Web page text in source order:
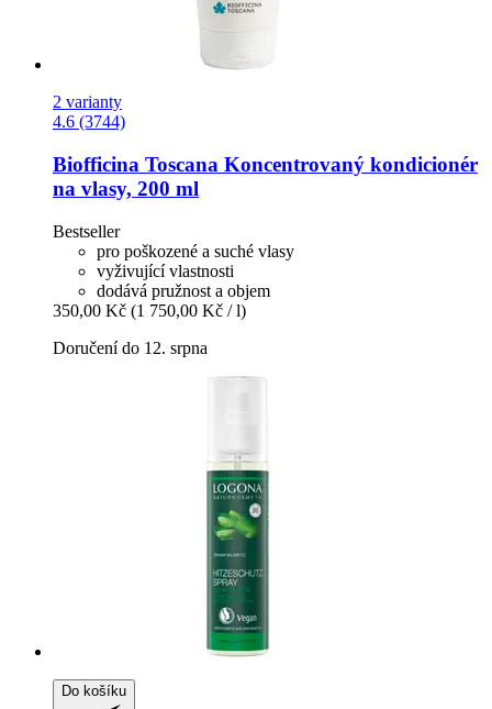
2 varianty
4.6 (3744)
Biofficina Toscana Koncentrovaný kondicionér
na vlasy, 200 ml
Bestseller
pro poškozené a suché vlasy
vyživující vlastnosti
dodává pružnost a objem
350,00 Kč (1 750,00 Kč / l)
Doručení do 12. srpna
Do košíku